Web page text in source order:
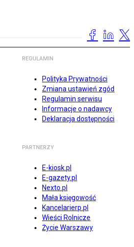
REGULAMIN
Polityka Prywatności
Zmiana ustawień zgód
Regulamin serwisu
Informacje o nadawcy
Deklaracja dostępności
PARTNERZY
E-kiosk.pl
E-gazety.pl
Nexto.pl
Mała księgowość
Kancelarierp.pl
Wieści Rolnicze
Życie Warszawy